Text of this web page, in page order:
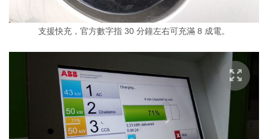
支援快充，官方數字指 30 分鐘左右可充滿 8 成電。